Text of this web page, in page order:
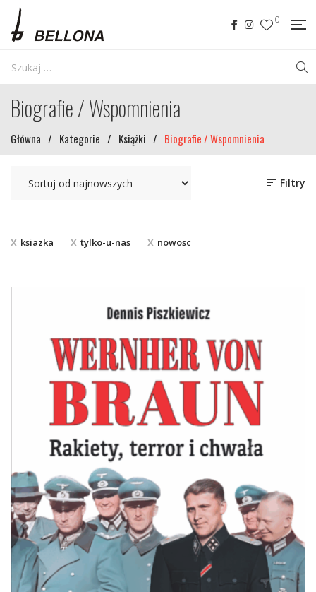
0
Biografie / Wspomnienia
Główna / Kategorie / Książki / Biografie / Wspomnienia
Filtry
ksiazka tylko-u-nas nowosc